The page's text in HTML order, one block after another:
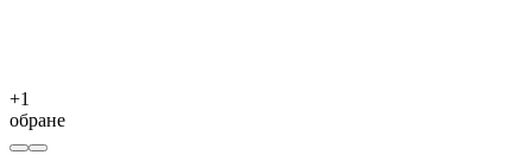
+1
обране